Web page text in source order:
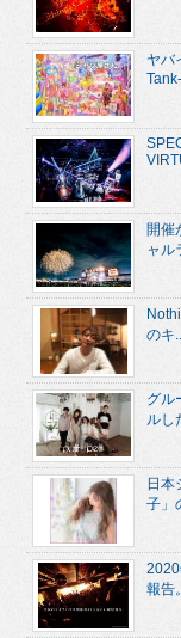
ヤバ
開催
ャル
のキ
グル
ルし
日本
子」
報告。